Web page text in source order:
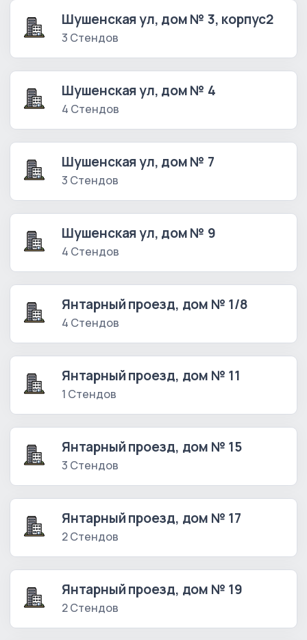
Шушенская ул, дом № 3, корпус2
3 Стендов
Шушенская ул, дом № 4
4 Стендов
Шушенская ул, дом № 7
3 Стендов
Шушенская ул, дом № 9
4 Стендов
Янтарный проезд, дом № 1/8
4 Стендов
Янтарный проезд, дом № 11
1 Стендов
Янтарный проезд, дом № 15
3 Стендов
Янтарный проезд, дом № 17
2 Стендов
Янтарный проезд, дом № 19
2 Стендов